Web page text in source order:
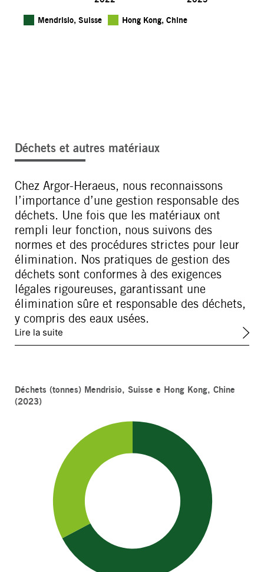
Mendrisio, Suisse Hong Kong, Chine
Déchets et autres matériaux
Chez Argor-Heraeus, nous reconnaissons
l’importance d’une gestion responsable des
déchets. Une fois que les matériaux ont
rempli leur fonction, nous suivons des
normes et des procédures strictes pour leur
élimination. Nos pratiques de gestion des
déchets sont conformes à des exigences
légales rigoureuses, garantissant une
élimination sûre et responsable des déchets,
y compris des eaux usées.
Lire la suite
Déchets (tonnes) Mendrisio, Suisse e Hong Kong, Chine
(2023)